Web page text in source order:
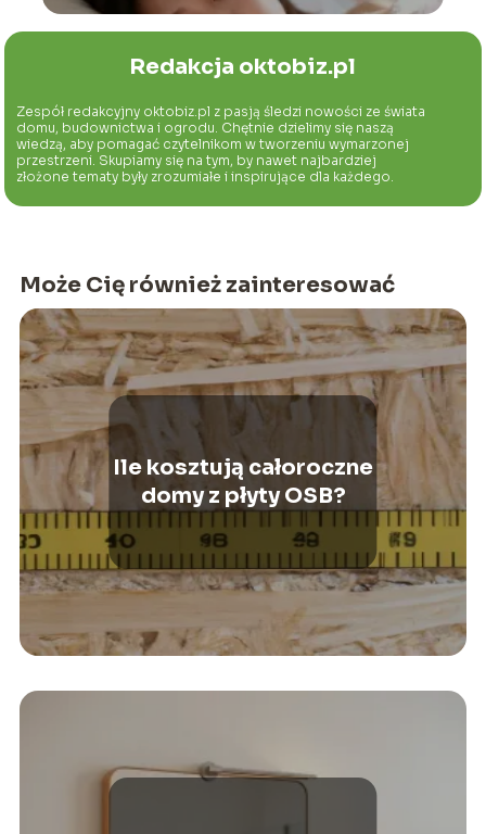
Redakcja oktobiz.pl
Zespół redakcyjny oktobiz.pl z pasją śledzi nowości ze świata
domu, budownictwa i ogrodu. Chętnie dzielimy się naszą
wiedzą, aby pomagać czytelnikom w tworzeniu wymarzonej
przestrzeni. Skupiamy się na tym, by nawet najbardziej
złożone tematy były zrozumiałe i inspirujące dla każdego.
Może Cię również zainteresować
Ile kosztują całoroczne
domy z płyty OSB?